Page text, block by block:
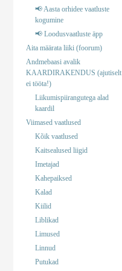
📢 Aasta orhidee vaatluste
kogumine
📢 Loodusvaatluste äpp
Aita määrata liiki (foorum)
Andmebaasi avalik
KAARDIRAKENDUS (ajutiselt
ei tööta!)
Liikumispiirangutega alad
kaardil
Viimased vaatlused
Kõik vaatlused
Kaitsealused liigid
Imetajad
Kahepaiksed
Kalad
Kiilid
Liblikad
Limused
Linnud
Putukad